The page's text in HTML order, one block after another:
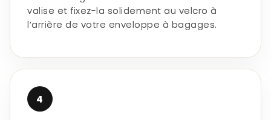
valise et fixez-la solidement au velcro à
l’arrière de votre enveloppe à bagages.
4